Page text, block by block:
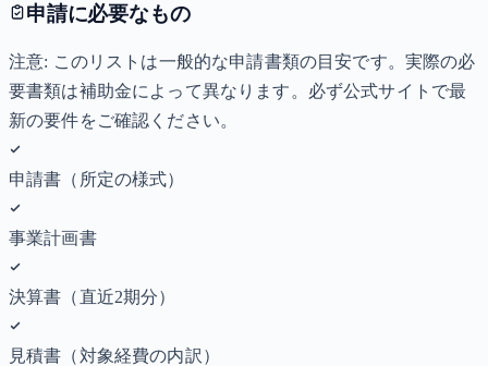
申請に必要なもの
注意: このリストは一般的な申請書類の目安です。実際の必
要書類は補助金によって異なります。必ず公式サイトで最
新の要件をご確認ください。
申請書（所定の様式）
事業計画書
決算書（直近2期分）
見積書（対象経費の内訳）